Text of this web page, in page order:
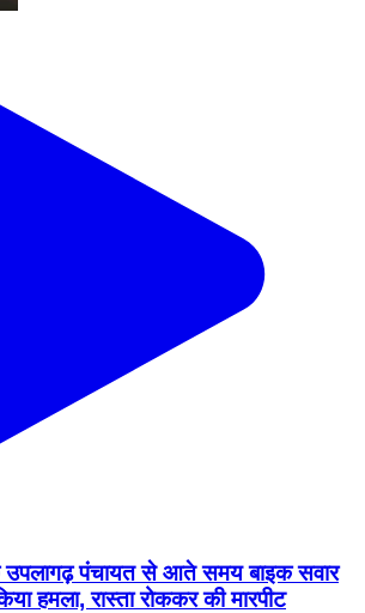
पंचायत से आते समय बाइक सवार
हमला, रास्ता रोककर की मारपीट